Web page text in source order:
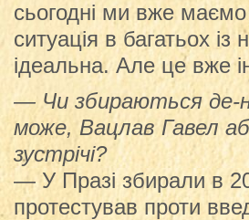
сьогодні ми вже
ситуація в багатьох
ідеальна. Але це вже
— Чи збираються де-
може, Вацлав Гавел
зустрічі?
— У Празі збирали в
протестував проти